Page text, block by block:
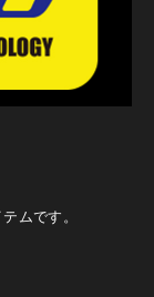
ムです。